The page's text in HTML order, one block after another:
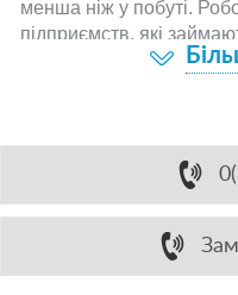
менша ніж у побуті.
підприємств, які
продукції та побутової
впоратись з цим. У
використовують
іонообмінної смоли.
цього методу є: